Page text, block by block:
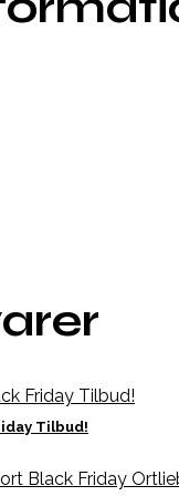
Tilbud!